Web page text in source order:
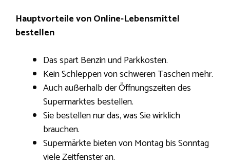
Hauptvorteile von Online-Lebensmittel
bestellen
Das spart Benzin und Parkkosten.
Kein Schleppen von schweren Taschen mehr.
Auch außerhalb der Öffnungszeiten des
Supermarktes bestellen.
Sie bestellen nur das, was Sie wirklich
brauchen.
Supermärkte bieten von Montag bis Sonntag
viele Zeitfenster an.